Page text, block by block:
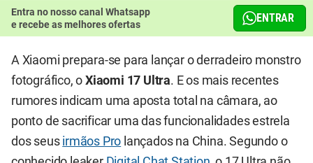
Entra no nosso canal Whatsapp
e recebe as melhores ofertas
ENTRAR
A Xiaomi prepara-se para lançar o derradeiro monstro
fotográfico, oXiaomi 17 Ultra. E os mais recentes
rumores indicam uma aposta total na câmara, ao
ponto de sacrificar uma das funcionalidades estrela
dos seus irmãos Pro lançados na China. Segundo o